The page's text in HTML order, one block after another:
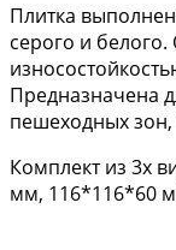
Плитка
серого и
Предназначена
пешеходных зон,
Комплект из 3х
мм, 116*116*60